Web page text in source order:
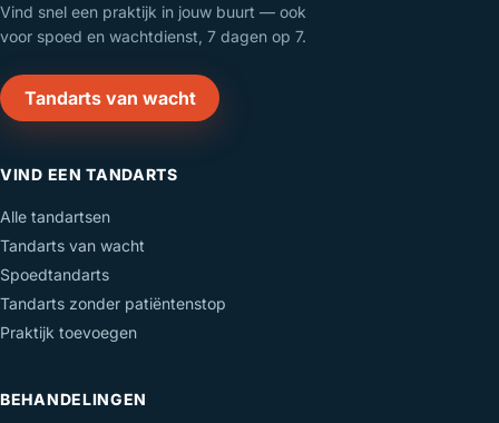
Vind snel een praktijk in jouw buurt — ook
voor spoed en wachtdienst, 7 dagen op 7.
Tandarts van wacht
VIND EEN TANDARTS
Alle tandartsen
Tandarts van wacht
Spoedtandarts
Tandarts zonder patiëntenstop
Praktijk toevoegen
BEHANDELINGEN